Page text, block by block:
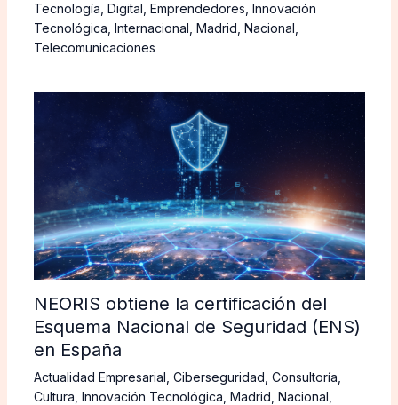
Tecnología Digital Emprendedores Innovación
Tecnológica Internacional Madrid Nacional
Telecomunicaciones
NEORIS obtiene la certificación del
Esquema Nacional de Seguridad (ENS)
en España
Actualidad Empresarial Ciberseguridad Consultoría
Cultura Innovación Tecnológica Madrid Nacional